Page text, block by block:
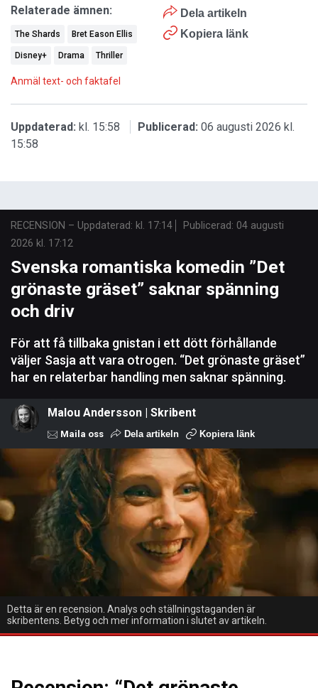
Dela artikeln
Kopiera länk
Relaterade ämnen:
The Shards Bret Eason Ellis
Disney+ Drama Thriller
Anmäl text- och faktafel
Uppdaterad: kl. 15:58 Publicerad: 06 augusti 2026 kl.
15:58
RECENSION – Uppdaterad: kl. 17:14 Publicerad: 04 augusti
2026 kl. 17:12
Svenska romantiska komedin ”Det
grönaste gräset” saknar spänning
och driv
För att få tillbaka gnistan i ett dött förhållande
väljer Sasja att vara otrogen. “Det grönaste gräset”
har en relaterbar handling men saknar spänning.
Malou Andersson | Skribent
Maila oss Dela artikeln Kopiera länk
Detta är en recension. Analys och ställningstaganden är
skribentens. Betyg och mer information i slutet av artikeln.